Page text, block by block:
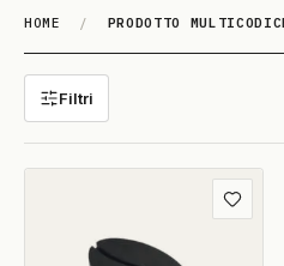
HOME / PRODOTTO
DBF012
Filtri